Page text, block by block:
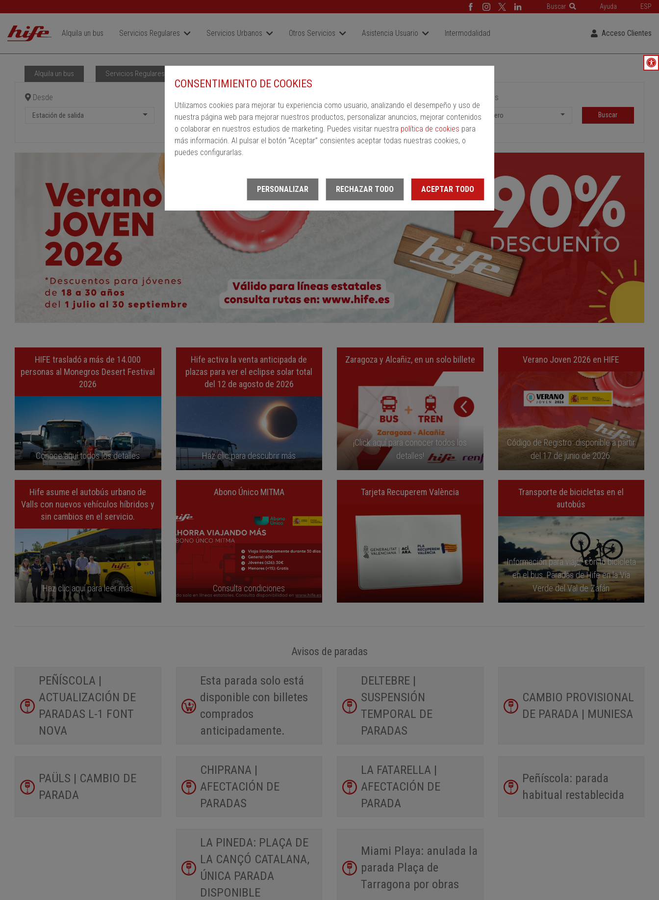
CONSENTIMIENTO DE COOKIES
Utilizamos cookies para mejorar tu experiencia como usuario, analizando el desempeño y uso de
nuestra página web para mejorar nuestros productos, personalizar anuncios, mejorar contenidos
o colaborar en nuestros estudios de marketing. Puedes visitar nuestra política de cookies para
más información. Al pulsar el botón “Aceptar” consientes aceptar todas nuestras cookies, o
puedes configurarlas.
PERSONALIZAR RECHAZAR TODO ACEPTAR TODO
Buscar Ayuda ESP
Alquila un bus Servicios Regulares Servicios Urbanos Otros Servicios Asistencia Usuario Intermodalidad Acceso Clientes
Alquila un bus Servicios Regulares
Desde
Estación de salida Estación de llegada
Pasajeros
1 Pasajero Buscar
HIFE trasladó a más de 14.000
personas al Monegros Desert Festival
2026
Conoce aquí todos los detalles
Hife activa la venta anticipada de
plazas para ver el eclipse solar total
del 12 de agosto de 2026
Haz clic para descubrir más
Zaragoza y Alcañiz, en un solo billete
¡Click aquí para conocer todos los
detalles!
Verano Joven 2026 en HIFE
Código de Registro disponible a partir
del 17 de junio de 2026.
Hife asume el autobús urbano de
Valls con nuevos vehículos híbridos y
sin cambios en el servicio.
Haz clic aquí para leer más
Abono Único MITMA
Consulta condiciones
Tarjeta Recuperem València
Transporte de bicicletas en el
autobús
Información para viajar con tu bicicleta
en el bus. Paradas de Hife en la Vía
Verde del Val de Zafán
Avisos de paradas
PEÑÍSCOLA |
ACTUALIZACIÓN DE
PARADAS L-1 FONT
NOVA
Esta parada solo está
disponible con billetes
comprados
anticipadamente.
DELTEBRE |
SUSPENSIÓN
TEMPORAL DE
PARADAS
CAMBIO PROVISIONAL
DE PARADA | MUNIESA
PAÜLS | CAMBIO DE
PARADA
CHIPRANA |
AFECTACIÓN DE
PARADAS
LA FATARELLA |
AFECTACIÓN DE
PARADA
Peñíscola: parada
habitual restablecida
LA PINEDA: PLAÇA DE
LA CANÇÓ CATALANA,
ÚNICA PARADA
DISPONIBLE
Miami Playa: anulada la
parada Plaça de
Tarragona por obras